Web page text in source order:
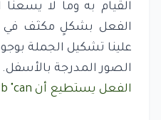
القيام به وما لا
الفعل بشكلٍ مكثف في
علينا تشكيل الجملة
الصور المدرجة بالأسفل.
الفعل يستطيع أن The verb "can"